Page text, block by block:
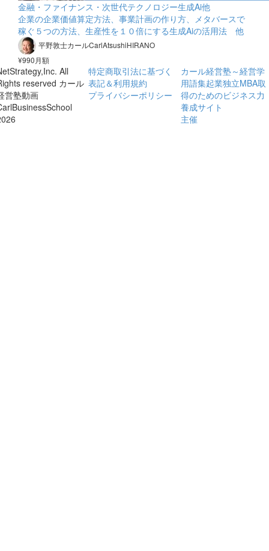
金融・ファイナンス・次世代テクノロジー生成Ai他
企業の企業価値算定方法、事業計画の作り方、メタバースで
稼ぐ５つの方法、生産性を１０倍にする生成Aiの活用法 他
平野敦士カールCarlAtsushiHIRANO
¥990月額
All
reserved カール
営塾動画
特定商取引法に基づく
表記＆利用規約
プライバシーポリシー
カール経営塾～経営学
用語集起業独立MBA取
得のためのビジネス力
養成サイト
主催